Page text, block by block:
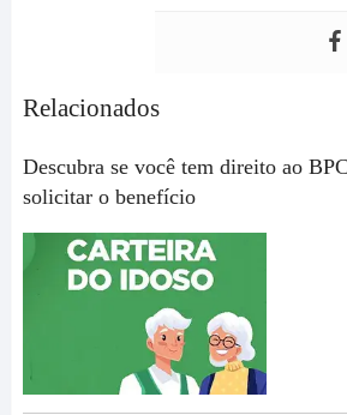
Relacionados
Descubra se você tem direito ao
solicitar o benefício